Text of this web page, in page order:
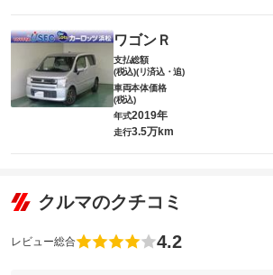
ワゴンＲ
支払総額
(税込)(リ済込・追)
車両本体価格
(税込)
年式2019年
走行3.5万km
クルマのクチコミ
レビュー総合 4.2